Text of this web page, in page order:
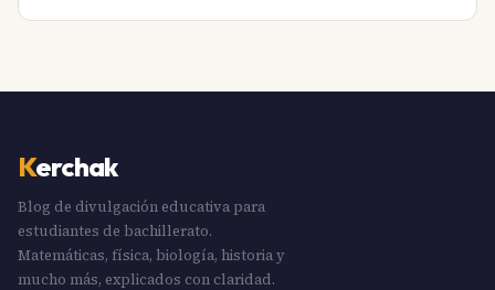
Kerchak
Blog de divulgación educativa para
estudiantes de bachillerato.
Matemáticas, física, biología, historia y
mucho más, explicados con claridad.